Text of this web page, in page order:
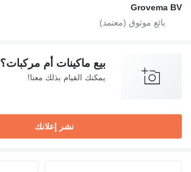
Grovema BV
بيع ماكينات أم مركبات؟
يمكنك القيام بذلك معنا!
نشر إعلانك